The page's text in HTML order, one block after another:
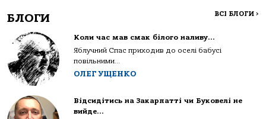
БЛОГИ ВСІ БЛОГИ >
Коли час мав смак білого наливу…
Яблучний Спас приходив до оселі бабусі
повільними...
ОЛЕГ УЩЕНКО
Відсидітись на Закарпатті чи Буковелі не
вийде…